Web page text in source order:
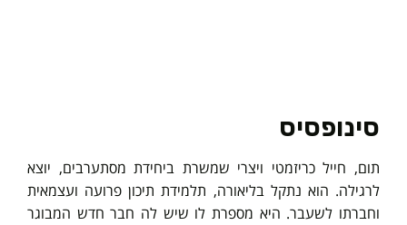
סינופסיס
תום, חייל כריזמטי ויצרי שמשרת ביחידת מסתערבים, יוצא
לרגילה. הוא נתקל בליאורה, תלמידת תיכון פרועה ועצמאית
וחברתו לשעבר. היא מספרת לו שיש לה חבר חדש המבוגר